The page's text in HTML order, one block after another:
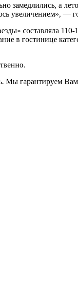
замедлились, а
увеличением», —
составляла 110-
в гостинице
Мы гарантируем